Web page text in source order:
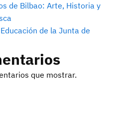
de Bilbao: Arte, Historia y
de la Junta de
que mostrar.